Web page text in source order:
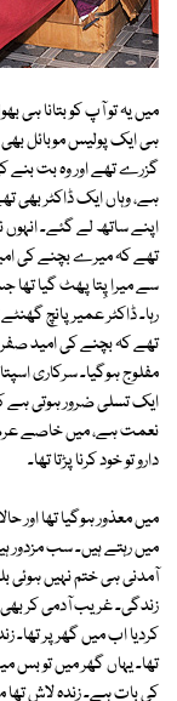
میں یہ تو آپ کو بتانا ہی
ہی ایک پولیس موبائل
گزرے تھے اور وہ بت بنے
ہے، وہاں ایک ڈاکٹر
اپنے ساتھ لے گئے۔ انہوں
تھے کہ میرے بچنے کی
سے میرا پِتا پھٹ گیا تھا
رہا۔ ڈاکٹر عمیر پانچ
تھے کہ بچنے کی امید صفر
مفلوج ہوگیا۔ سرکاری
ایک تسلی ضرور ہوتی ہے
نعمت ہے، میں خاصے
دارو تو خود کرنا پڑتا تھا۔
میں معذور ہوگیا تھا
میں رہتے ہیں۔ سب مزدور
آمدنی ہی ختم نہیں ہوئی
زندگی۔ غریب آدمی کر
کردیا اب میں گھر پر تھا۔
تھا۔ یہاں گھر میں تو بس
کی بات ہے۔ زندہ لاش